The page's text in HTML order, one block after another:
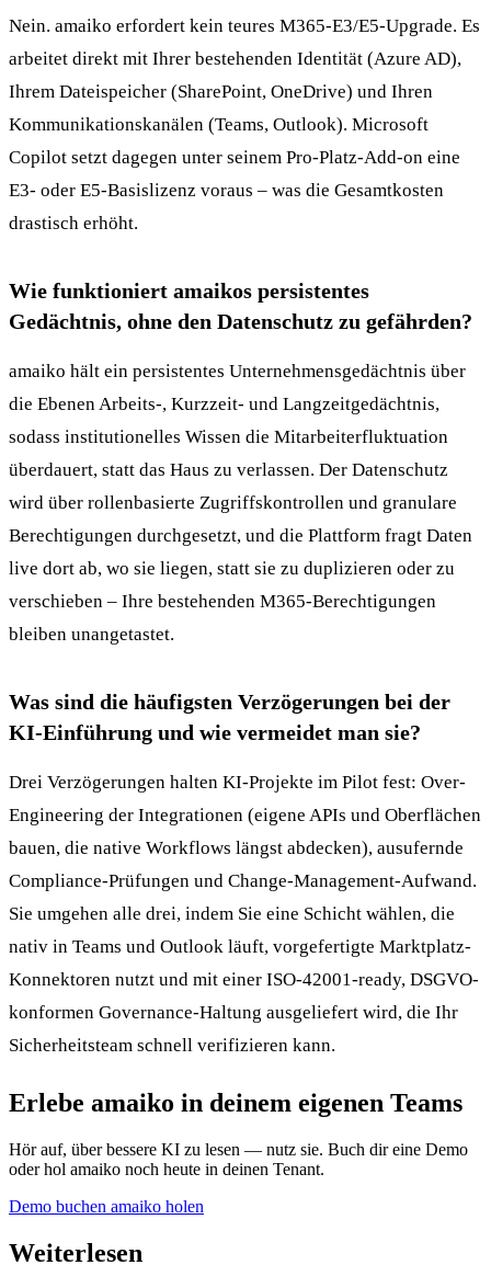
Nein. amaiko erfordert kein teures M365-E3/E5-Upgrade. Es
arbeitet direkt mit Ihrer bestehenden Identität (Azure AD),
Ihrem Dateispeicher (SharePoint, OneDrive) und Ihren
Kommunikationskanälen (Teams, Outlook). Microsoft
Copilot setzt dagegen unter seinem Pro-Platz-Add-on eine
E3- oder E5-Basislizenz voraus – was die Gesamtkosten
drastisch erhöht.
Wie funktioniert amaikos persistentes
Gedächtnis, ohne den Datenschutz zu gefährden?
amaiko hält ein persistentes Unternehmensgedächtnis über
die Ebenen Arbeits-, Kurzzeit- und Langzeitgedächtnis,
sodass institutionelles Wissen die Mitarbeiterfluktuation
überdauert, statt das Haus zu verlassen. Der Datenschutz
wird über rollenbasierte Zugriffskontrollen und granulare
Berechtigungen durchgesetzt, und die Plattform fragt Daten
live dort ab, wo sie liegen, statt sie zu duplizieren oder zu
verschieben – Ihre bestehenden M365-Berechtigungen
bleiben unangetastet.
Was sind die häufigsten Verzögerungen bei der
KI-Einführung und wie vermeidet man sie?
Drei Verzögerungen halten KI-Projekte im Pilot fest: Over-
Engineering der Integrationen (eigene APIs und Oberflächen
bauen, die native Workflows längst abdecken), ausufernde
Compliance-Prüfungen und Change-Management-Aufwand.
Sie umgehen alle drei, indem Sie eine Schicht wählen, die
nativ in Teams und Outlook läuft, vorgefertigte Marktplatz-
Konnektoren nutzt und mit einer ISO-42001-ready, DSGVO-
konformen Governance-Haltung ausgeliefert wird, die Ihr
Sicherheitsteam schnell verifizieren kann.
Erlebe amaiko in deinem eigenen Teams
Hör auf, über bessere KI zu lesen — nutz sie. Buch dir eine Demo
oder hol amaiko noch heute in deinen Tenant.
Demo buchen amaiko holen
Weiterlesen